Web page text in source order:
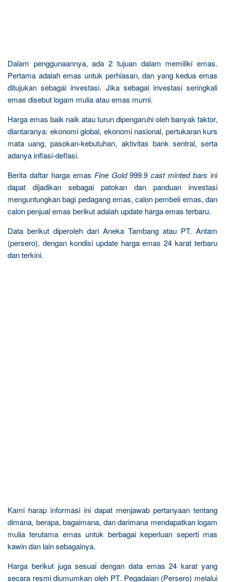
Dalam penggunaannya, ada 2 tujuan dalam memiliki emas.
Pertama adalah emas untuk perhiasan, dan yang kedua emas
ditujukan sebagai investasi. Jika sebagai investasi seringkali
emas disebut logam mulia atau emas murni.
Harga emas baik naik atau turun dipengaruhi oleh banyak faktor,
diantaranya: ekonomi global, ekonomi nasional, pertukaran kurs
mata uang, pasokan-kebutuhan, aktivitas bank sentral, serta
adanya inflasi-deflasi.
Berita daftar harga emas Fine Gold999.9cast minted barsini
dapat dijadikan sebagai patokan dan panduan investasi
menguntungkan bagi pedagang emas, calon pembeli emas, dan
calon penjual emas berikut adalah update harga emas terbaru.
Data berikut diperoleh dari Aneka Tambang atau PT. Antam
(persero), dengan kondisi update harga emas 24 karat terbaru
dan terkini.
Kami harap informasi ini dapat menjawab pertanyaan tentang
dimana, berapa, bagaimana, dan darimana mendapatkan logam
mulia terutama emas untuk berbagai keperluan seperti mas
kawin dan lain sebagainya.
Harga berikut juga sesuai dengan data emas 24 karat yang
secara resmi diumumkan oleh PT. Pegadaian (Persero) melalui